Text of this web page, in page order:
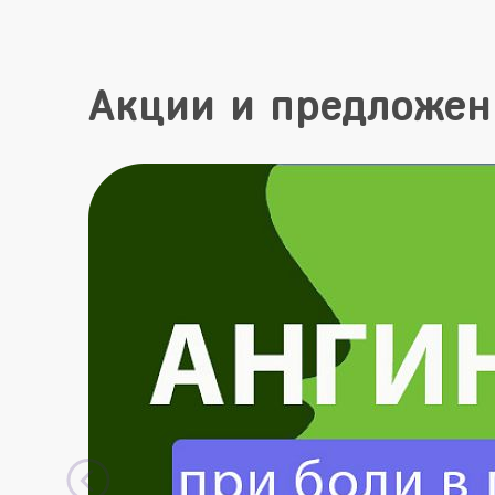
Акции и